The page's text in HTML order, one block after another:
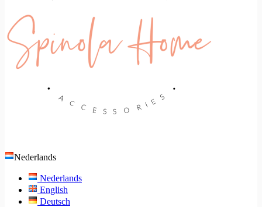
Nederlands
Nederlands
English
Deutsch